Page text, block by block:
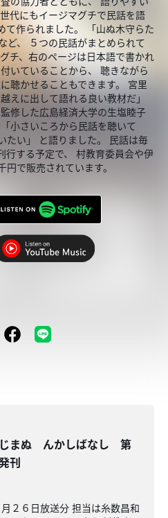
代にもイージマグチで民話を語
て作られました。 「山ぬ木守らた
ど、 ５つの民話がまとめられて
チ、右のページは日本語で書かれ
いていることから、 聴きながら
聴かせることもできます。 宮里
えに出して語れる良い教材だ」
修した広島経済大学の生塩睦子
「小さいころから民話を聴いて
たい」 と語りました。 民話は毎
行する予定で、 村教育委員会や伊
で販売されています。
じまぬ んかしばなし 第
刊
２６日放送分 担当は糸数昌和